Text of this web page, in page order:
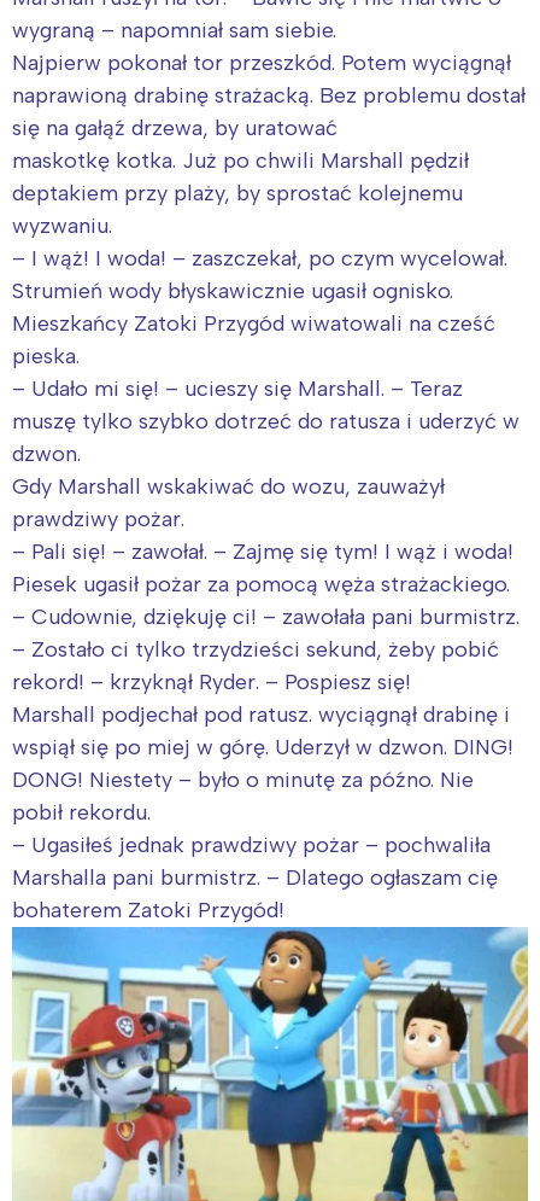
wygraną – napomniał sam siebie.
Najpierw pokonał tor przeszkód. Potem wyciągnął
naprawioną drabinę strażacką. Bez problemu dostał
się na gałąź drzewa, by uratować
maskotkę kotka. Już po chwili Marshall pędził
deptakiem przy plaży, by sprostać kolejnemu
wyzwaniu.
– I wąż! I woda! – zaszczekał, po czym wycelował.
Strumień wody błyskawicznie ugasił ognisko.
Mieszkańcy Zatoki Przygód wiwatowali na cześć
pieska.
– Udało mi się! – ucieszy się Marshall. – Teraz
muszę tylko szybko dotrzeć do ratusza i uderzyć w
dzwon.
Gdy Marshall wskakiwać do wozu, zauważył
prawdziwy pożar.
– Pali się! – zawołał. – Zajmę się tym! I wąż i woda!
Piesek ugasił pożar za pomocą węża strażackiego.
– Cudownie, dziękuję ci! – zawołała pani burmistrz.
– Zostało ci tylko trzydzieści sekund, żeby pobić
rekord! – krzyknął Ryder. – Pospiesz się!
Marshall podjechał pod ratusz. wyciągnął drabinę i
wspiął się po miej w górę. Uderzył w dzwon. DING!
DONG! Niestety – było o minutę za późno. Nie
pobił rekordu.
– Ugasiłeś jednak prawdziwy pożar – pochwaliła
Marshalla pani burmistrz. – Dlatego ogłaszam cię
bohaterem Zatoki Przygód!